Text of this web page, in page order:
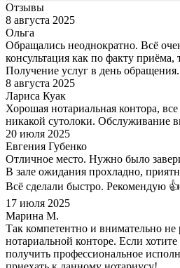
Отзывы
8 августа 2025
Ольга
Обращались неоднократно. Всё
консультация как по факту приёма,
Получение услуг в день обращения.
8 августа 2025
Лариса Куак
Хорошая нотариальная контора,
никакой сутолоки. Обслуживание
20 июля 2025
Евгения Губенко
Отличное место. Нужно было
В зале ожидания прохладно,
Всё сделали быстро. Рекомендую 👍
17 июля 2025
Марина М.
Так компетентно и внимательно
нотариальной конторе. Если
получить профессиональное